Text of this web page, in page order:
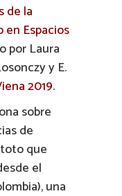
de la
Espacios
por Laura
y E.
2019.
sobre
de
que
el
una